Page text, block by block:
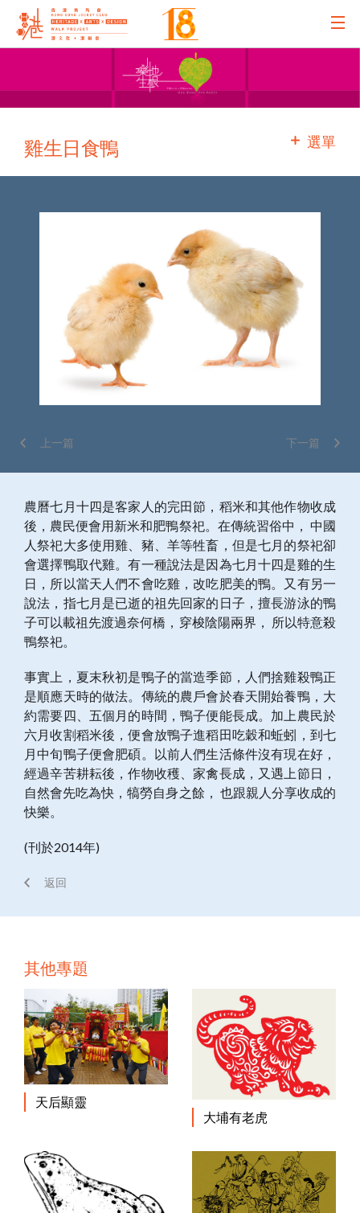
主辦機構
選單
雞生日食鴨
下一篇
上一篇
農曆七月十四是客家人的完田節，稻米和其他作物收成
後，農民便會用新米和肥鴨祭祀。在傳統習俗中， 中國
人祭祀大多使用雞、豬、羊等牲畜，但是七月的祭祀卻
會選擇鴨取代雞。有一種說法是因為七月十四是雞的生
日，所以當天人們不會吃雞，改吃肥美的鴨。又有另一
說法，指七月是已逝的祖先回家的日子，擅長游泳的鴨
子可以載祖先渡過奈何橋，穿梭陰陽兩界， 所以特意殺
鴨祭祀。
事實上，夏末秋初是鴨子的當造季節，人們捨雞殺鴨正
是順應天時的做法。傳統的農戶會於春天開始養鴨，大
約需要四、五個月的時間，鴨子便能長成。加上農民於
六月收割稻米後，便會放鴨子進稻田吃穀和蚯蚓，到七
月中旬鴨子便會肥碩。以前人們生活條件沒有現在好，
經過辛苦耕耘後，作物收穫、家禽長成，又遇上節日，
自然會先吃為快，犒勞自身之餘， 也跟親人分享收成的
快樂。
(刊於2014年)
返回
其他專題
天后顯靈
大埔有老虎